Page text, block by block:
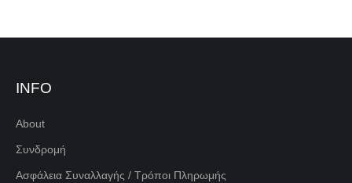
INFO
About
Συνδρομή
Ασφάλεια Συναλλαγής / Τρόποι Πληρωμής